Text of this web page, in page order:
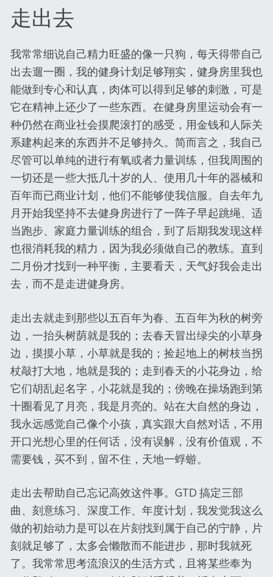
走出去
我常常细说自己精力旺盛的像一只狗，每天得带自己
出去遛一圈，我的健身计划足够翔实，健身房里我也
能做到专心和认真，肉体可以得到足够的刺激，可是
它在精神上还少了一些东西。在健身房里运动会有一
种仍然在商业社会摸爬滚打的感受，用金钱和人际关
系建构起来的东西并不足够持久。简而言之，我自己
尽管可以单纯的进行有氧或者力量训练，但我周围的
一切还是一些大抵几十岁的人、使用几十年的器械和
百年而已商业计划，他们不能够使我信服。自去年九
月开始我坚持不去健身房进行了一阵子早起跳绳、适
当跑步、家庭力量训练的组合，到了后期我发现这样
也很消耗我的精力，因为我必须做自己的教练。直到
二月份才找到一种平衡，主要看天，天气好我会走出
去，而不是走进健身房。
走出去就走到那些以五百年为春、五百年为秋的树旁
边，一抬头树荫就是我的；去春天冒出绿尖的小草身
边，摸摸小草，小草就是我的；捡起地上的树枝当拐
杖敲打大地，地就是我的；走到春天的小花身边，给
它们胡乱起名字，小花就是我的；傍晚在操场跑到第
十圈看见了月亮，我是月亮的。站在大自然的身边，
我永远感觉自己像个小孩，真实跟大自然对话，不用
开口光想心里的任何话，没有误解，没有价值观，不
需要钱，买不到，留不住，天地一蜉蝣。
走出去帮助自己忘记高效这件事。GTD 搞定三部
曲、刻意练习、深度工作、年度计划，我发觉我这么
做的初始动力是可以在片刻找到属于自己的宁静，片
刻就足够了，太多会懒散而不能进步，那时我就死
了。我常常思考流浪汉的生活方式，且将某些奉为